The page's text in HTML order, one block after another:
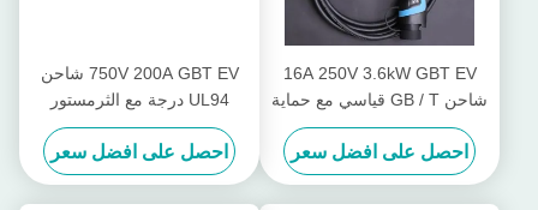
16A 250V 3.6kW GBT EV
شاحن GB / T قياسي مع حماية
الأرض
احصل على افضل سعر
750V 200A GBT EV شاحن
UL94 درجة مع الثرمستور
PT1000
احصل على افضل سعر